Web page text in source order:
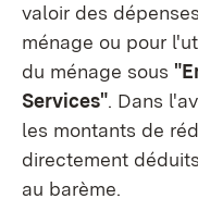
valoir des
ménage ou pour
du ménage sous
Services". Dans
les montants de
directement
au barème.